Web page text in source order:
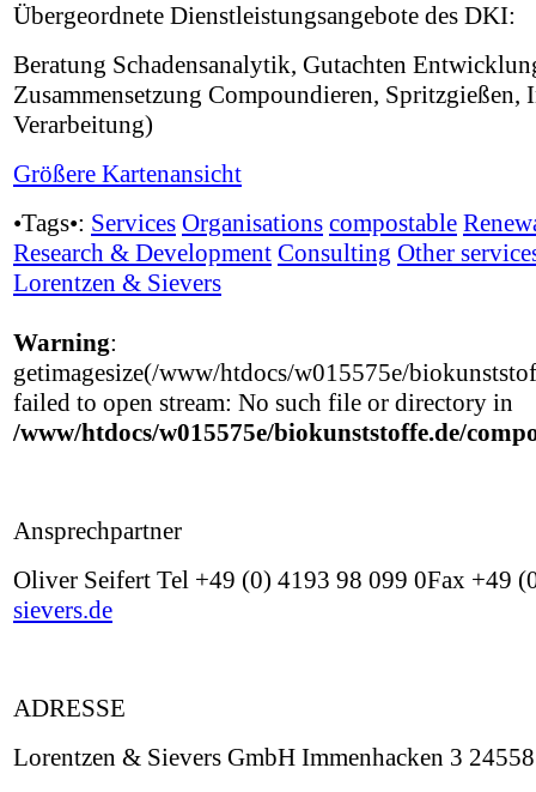
Übergeordnete Dienstleistungsangebote des DKI:
Beratung Schadensanalytik, Gutachten
Zusammensetzung Compoundieren,
Verarbeitung)
Größere Kartenansicht
•Tags•: Services Organisations compostable
Research & Development Consulting Other
Lorentzen & Sievers
Warning:
getimagesize(/www/htdocs/w015575e/
failed to open stream: No such file or directory in
/www/htdocs/w015575e/biokunststoffe.de/
Ansprechpartner
Oliver Seifert Tel +49 (0) 4193 98 099 0Fax +49
sievers.de
ADRESSE
Lorentzen & Sievers GmbH Immenhacken 3